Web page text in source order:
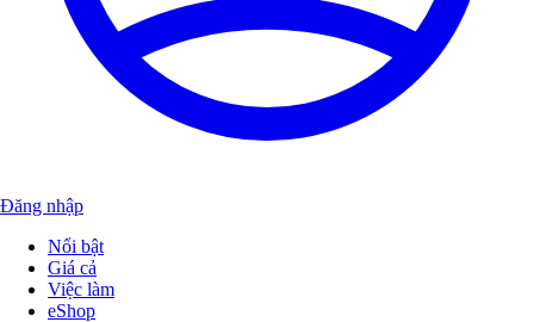
Đăng nhập
Nổi bật
Giá cả
Việc làm
eShop